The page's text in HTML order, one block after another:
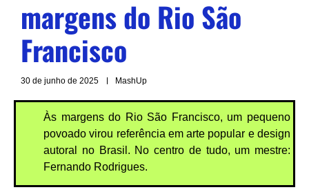
margens do Rio São
Francisco
30 de junho de 2025 MashUp
Às margens do Rio São Francisco, um pequeno
povoado virou referência em arte popular e design
autoral no Brasil. No centro de tudo, um mestre:
Fernando Rodrigues.